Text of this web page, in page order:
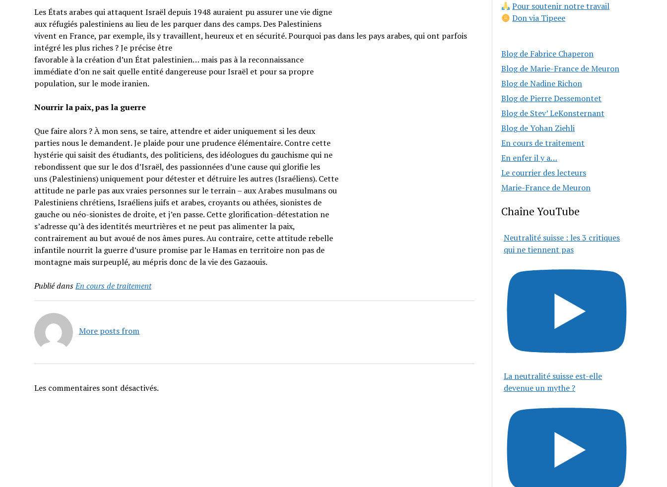
Les États arabes qui attaquent Israël depuis 1948 auraient pu assurer une vie digne
aux réfugiés palestiniens au lieu de les parquer dans des camps. Des Palestiniens
vivent en France, par exemple, ils y travaillent, heureux et en sécurité. Pourquoi pas dans les pays arabes, qui ont parfois
intégré les plus riches ? Je précise être
favorable à la création d’un État palestinien… mais pas à la reconnaissance
immédiate d’on ne sait quelle entité dangereuse pour Israël et pour sa propre
population, sur le mode iranien.
Nourrir la paix, pas la guerre
Que faire alors ? À mon sens, se taire, attendre et aider uniquement si les deux
parties nous le demandent. Je plaide pour une prudence élémentaire. Contre cette
hystérie qui saisit des étudiants, des politiciens, des idéologues du gauchisme qui ne
rebondissent que sur le dos d’Israël, des passionnées d’une cause qui glorifie les
uns (Palestiniens) uniquement pour détester et détruire les autres (Israéliens). Cette
attitude ne parle pas aux vraies personnes sur le terrain – aux Arabes musulmans ou
Palestiniens chrétiens, Israéliens juifs et arabes, croyants ou athées, sionistes de
gauche ou néo-sionistes de droite, et j’en passe. Cette glorification-détestation ne
s’adresse qu’à des identités meurtrières et ne peut pas alimenter la paix,
contrairement au but avoué de nos âmes pures. Au contraire, cette attitude rebelle
infantile nourrit la guerre d’usure promise par le Hamas en territoire non pas de
montagne mais surpeuplé, au mépris donc de la vie des Gazaouis.
Publié dansEn cours de traitement
More posts from
Les commentaires sont désactivés.
Pour soutenir notre travail
Don via Tipeee
Blog de Fabrice Chaperon
Blog de Marie-France de Meuron
Blog de Nadine Richon
Blog de Pierre Dessemontet
Blog de Stev’ LeKonsternant
Blog de Yohan Ziehli
En cours de traitement
En enfer il y a…
Le courrier des lecteurs
Marie-France de Meuron
Chaîne YouTube
Neutralité suisse : les 3 critiques
qui ne tiennent pas
La neutralité suisse est-elle
devenue un mythe ?